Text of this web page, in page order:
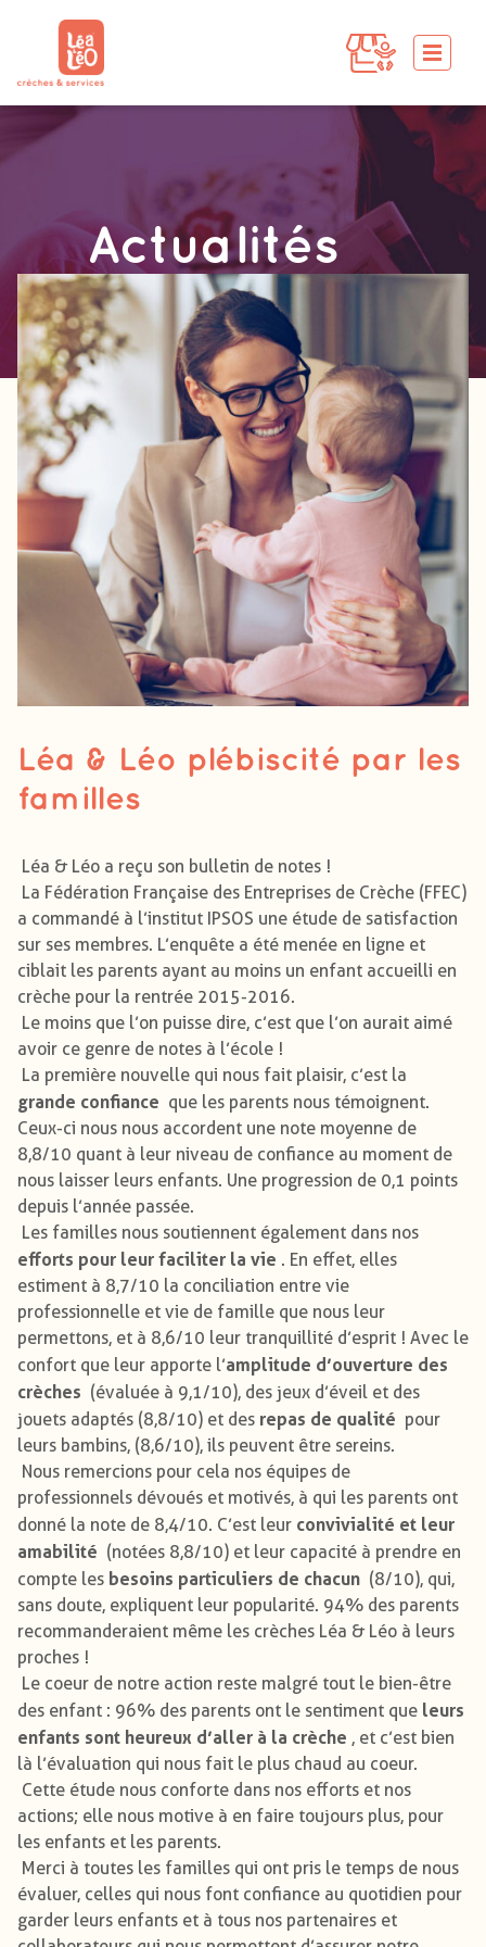
Actualités
Léa & Léo plébiscité par les
familles
Léa & Léo a reçu son bulletin de notes !
La Fédération Française des Entreprises de Crèche (FFEC)
a commandé à l’institut IPSOS une étude de satisfaction
sur ses membres. L’enquête a été menée en ligne et
ciblait les parents ayant au moins un enfant accueilli en
crèche pour la rentrée 2015-2016.
Le moins que l’on puisse dire, c’est que l’on aurait aimé
avoir ce genre de notes à l’école !
La première nouvelle qui nous fait plaisir, c’est la
grande confiance que les parents nous témoignent.
Ceux-ci nous nous accordent une note moyenne de
8,8/10 quant à leur niveau de confiance au moment de
nous laisser leurs enfants. Une progression de 0,1 points
depuis l’année passée.
Les familles nous soutiennent également dans nos
efforts pour leur faciliter la vie . En effet, elles
estiment à 8,7/10 la conciliation entre vie
professionnelle et vie de famille que nous leur
permettons, et à 8,6/10 leur tranquillité d’esprit ! Avec le
confort que leur apporte l’amplitude d’ouverture des
crèches (évaluée à 9,1/10), des jeux d’éveil et des
jouets adaptés (8,8/10) et des repas de qualité pour
leurs bambins, (8,6/10), ils peuvent être sereins.
Nous remercions pour cela nos équipes de
professionnels dévoués et motivés, à qui les parents ont
donné la note de 8,4/10. C’est leur convivialité et leur
amabilité (notées 8,8/10) et leur capacité à prendre en
compte les besoins particuliers de chacun (8/10), qui,
sans doute, expliquent leur popularité. 94% des parents
recommanderaient même les crèches Léa & Léo à leurs
proches !
Le coeur de notre action reste malgré tout le bien-être
des enfant : 96% des parents ont le sentiment que leurs
enfants sont heureux d’aller à la crèche , et c’est bien
là l’évaluation qui nous fait le plus chaud au coeur.
Cette étude nous conforte dans nos efforts et nos
actions; elle nous motive à en faire toujours plus, pour
les enfants et les parents.
Merci à toutes les familles qui ont pris le temps de nous
évaluer, celles qui nous font confiance au quotidien pour
garder leurs enfants et à tous nos partenaires et